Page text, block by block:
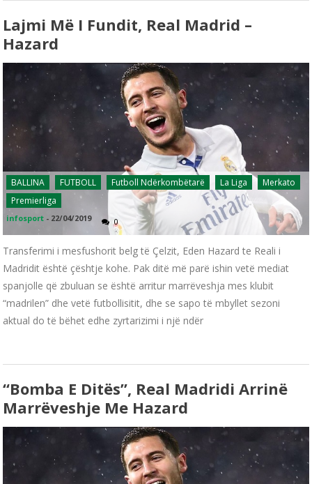
Lajmi Më I Fundit, Real Madrid –
Hazard
BALLINA FUTBOLL Futboll Ndërkombëtarë La Liga
Merkato
Premierliga
infosport - 22/04/2019 0
Transferimi i mesfushorit belg të Çelzit, Eden Hazard te Reali i
Madridit është çështje kohe. Pak ditë më parë ishin vetë mediat
spanjolle që zbuluan se është arritur marrëveshja mes klubit
“madrilen” dhe vetë futbollisitit, dhe se sapo të mbyllet sezoni
aktual do të bëhet edhe zyrtarizimi i një ndër
“Bomba E Ditës”, Real Madridi Arrinë
Marrëveshje Me Hazard